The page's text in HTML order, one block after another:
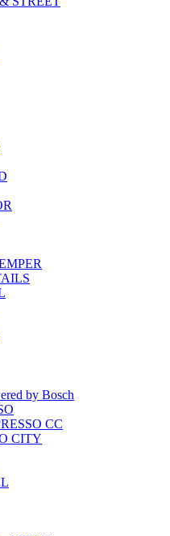
by Bosch
CC
CITY